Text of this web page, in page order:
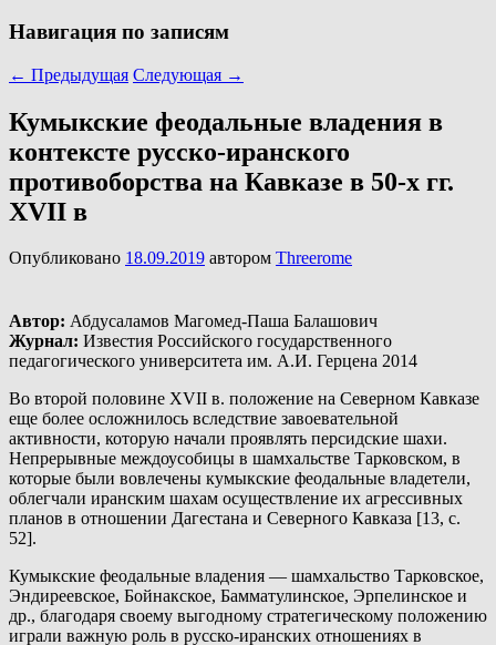
Навигация по записям
← Предыдущая Следующая →
Кумыкские феодальные владения в
контексте русско-иранского
противоборства на Кавказе в 50-х гг.
XVII в
Опубликовано 18.09.2019 автором Threerome
Автор: Абдусаламов Магомед-Паша Балашович
Журнал: Известия Российского государственного
педагогического университета им. А.И. Герцена 2014
Во второй половине XVII в. положение на Северном Кавказе
еще более осложнилось вследствие завоевательной
активности, которую начали проявлять персидские шахи.
Непрерывные междоусобицы в шамхальстве Тарковском, в
которые были вовлечены кумыкские феодальные владетели,
облегчали иранским шахам осуществление их агрессивных
планов в отношении Дагестана и Северного Кавказа [13, с.
52].
Кумыкские феодальные владения — шамхальство Тарковское,
Эндиреевское, Бойнакское, Бамматулинское, Эрпелинское и
др., благодаря своему выгодному стратегическому положению
играли важную роль в русско-иранских отношениях в